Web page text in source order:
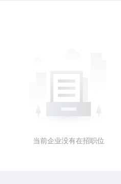
当前企业没有在招职位